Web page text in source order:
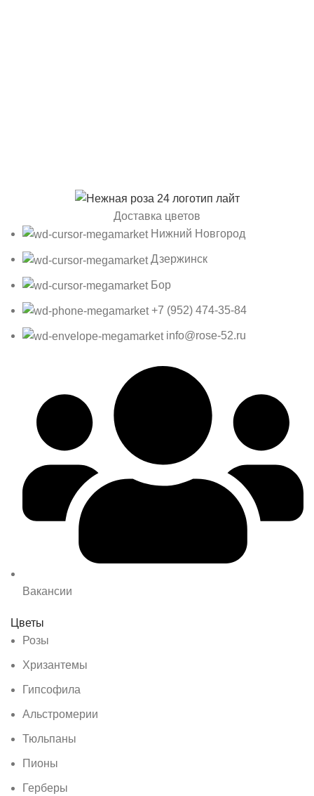
Доставка цветов
Нижний Новгород
Дзержинск
Бор
+7 (952) 474-35-84
info@rose-52.ru
Вакансии
Цветы
Розы
Хризантемы
Гипсофила
Альстромерии
Тюльпаны
Пионы
Герберы